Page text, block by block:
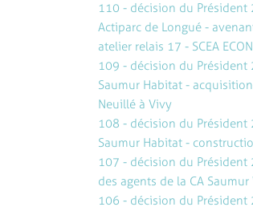
110 - décision du
Actiparc de Longué -
atelier relais 17 - SCEA
109 - décision du Président
Saumur Habitat -
Neuillé à Vivy
108 - décision du Président
Saumur Habitat -
107 - décision du Président
des agents de la CA
106 - décision du